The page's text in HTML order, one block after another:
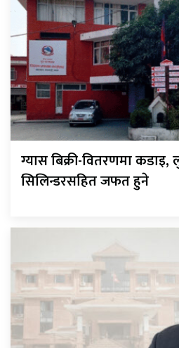
ग्यास बिक्री-वितरणमा कडाइ,
सिलिन्डरसहित जफत हुने